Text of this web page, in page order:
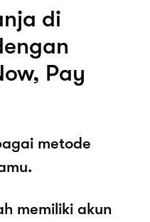
di
Pay
metode
memiliki akun